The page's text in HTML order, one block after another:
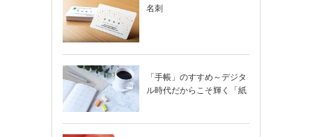
名刺
「手帳」のすすめ～デジタ
ル時代だからこそ輝く「紙